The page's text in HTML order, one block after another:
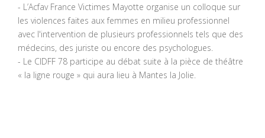
- L’Acfav France Victimes Mayotte organise un colloque sur
les violences faites aux femmes en milieu professionnel
avec l'intervention de plusieurs professionnels tels que des
médecins, des juriste ou encore des psychologues.
- Le CIDFF 78 participe au débat suite à la pièce de théâtre
« la ligne rouge » qui aura lieu à Mantes la Jolie.